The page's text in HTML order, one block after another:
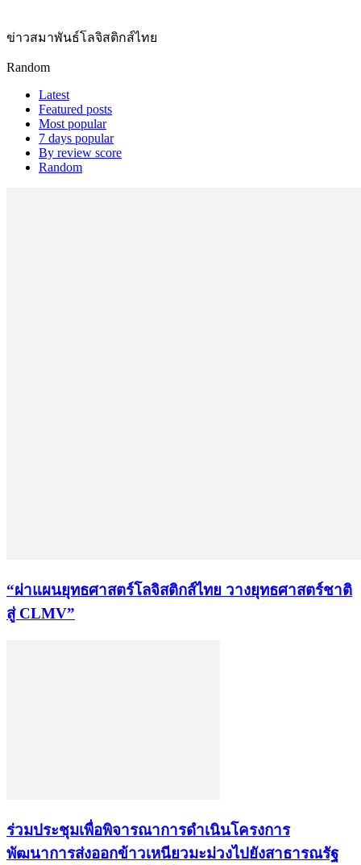
ข่าวสมาพันธ์โลจิสติกส์ไทย
Random
Latest
Featured posts
Most popular
7 days popular
By review score
Random
“ผ่าแผนยุทธศาสตร์โลจิสติกส์ไทย วางยุทธศาสตร์ชาติ
สู่ CLMV”
ร่วมประชุมเพื่อพิจารณาการดำเนินโครงการ
พัฒนาการส่งออกข้าวเหนียวมะม่วงไปยังสาธารณรัฐ